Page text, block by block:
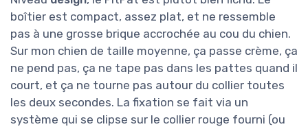
boîtier est compact, assez plat, et ne ressemble
pas à une grosse brique accrochée au cou du chien.
Sur mon chien de taille moyenne, ça passe crème, ça
ne pend pas, ça ne tape pas dans les pattes quand il
court, et ça ne tourne pas autour du collier toutes
les deux secondes. La fixation se fait via un
système qui se clipse sur le collier rouge fourni (ou